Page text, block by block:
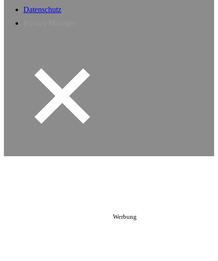
Datenschutz